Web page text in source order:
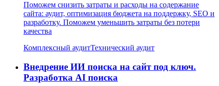
Поможем снизить затраты и расходы на содержание
сайта: аудит, оптимизация бюджета на поддержку, SEO и
разработку. Поможем уменьшить затраты без потери
качества
Комплексный аудитТехнический аудит
Внедрение ИИ поиска на сайт под ключ.
Разработка AI поиска